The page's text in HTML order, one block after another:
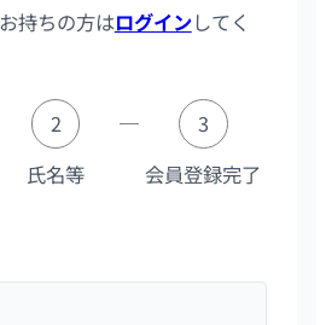
持ちの方はログインしてく
2
氏名等
3
会員登録完了